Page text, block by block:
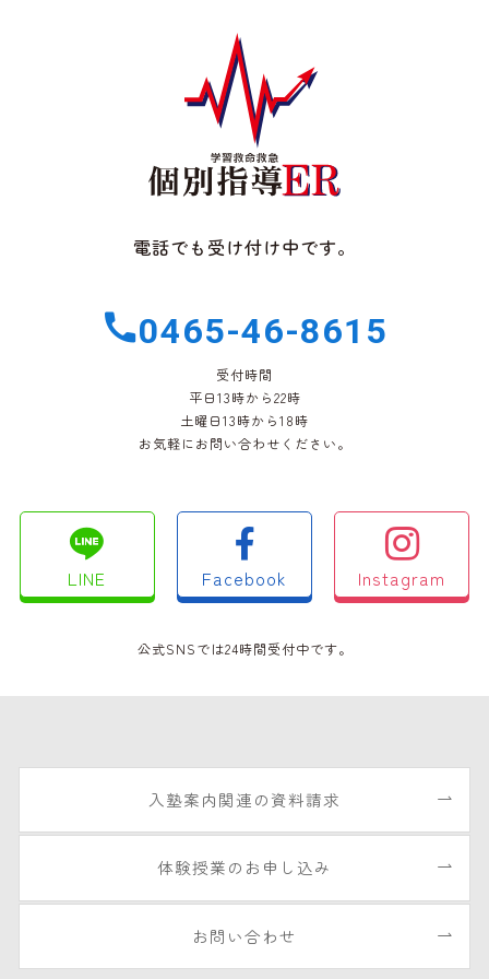
電話でも受け付け中です。
0465-46-8615
受付時間
平日13時から22時
土曜日13時から18時
お気軽にお問い合わせください。
LINE Facebook Instagram
公式SNSでは24時間受付中です。
入塾案内関連の資料請求
体験授業のお申し込み
お問い合わせ